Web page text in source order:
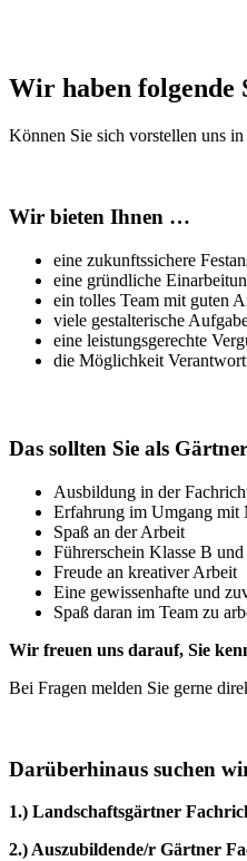
Wir haben folgende
Können Sie sich vorstellen uns
Wir bieten Ihnen …
eine zukunftssichere
eine gründliche
ein tolles Team mit guten
viele gestalterische
eine leistungsgerechte
die Möglichkeit
Das sollten Sie als
Ausbildung in der
Erfahrung im Umgang mit
Spaß an der Arbeit
Führerschein Klasse B
Freude an kreativer Arbeit
Eine gewissenhafte und
Spaß daran im Team zu
Wir freuen uns darauf, Sie
Bei Fragen melden Sie gerne
Darüberhinaus suchen
1.) Landschaftsgärtner
2.) Auszubildende/r Gärtner